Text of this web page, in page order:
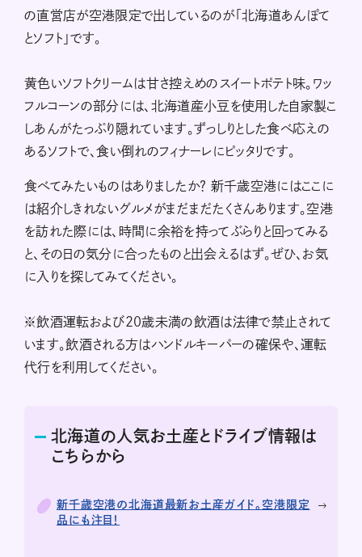
の直営店が空港限定で出しているのが「北海道あんぽて
とソフト」です。
黄色いソフトクリームは甘さ控えめのスイートポテト味。ワッ
フルコーンの部分には、北海道産小豆を使用した自家製こ
しあんがたっぷり隠れています。ずっしりとした食べ応えの
あるソフトで、食い倒れのフィナーレにピッタリです。
食べてみたいものはありましたか？ 新千歳空港にはここに
は紹介しきれないグルメがまだまだたくさんあります。空港
を訪れた際には、時間に余裕を持ってぶらりと回ってみる
と、その日の気分に合ったものと出会えるはず。ぜひ、お気
に入りを探してみてください。
※飲酒運転および20歳未満の飲酒は法律で禁止されて
います。飲酒される方はハンドルキーパーの確保や、運転
代行を利用してください。
北海道の人気お土産とドライブ情報は
こちらから
新千歳空港の北海道最新お土産ガイド。空港限定
品にも注目！